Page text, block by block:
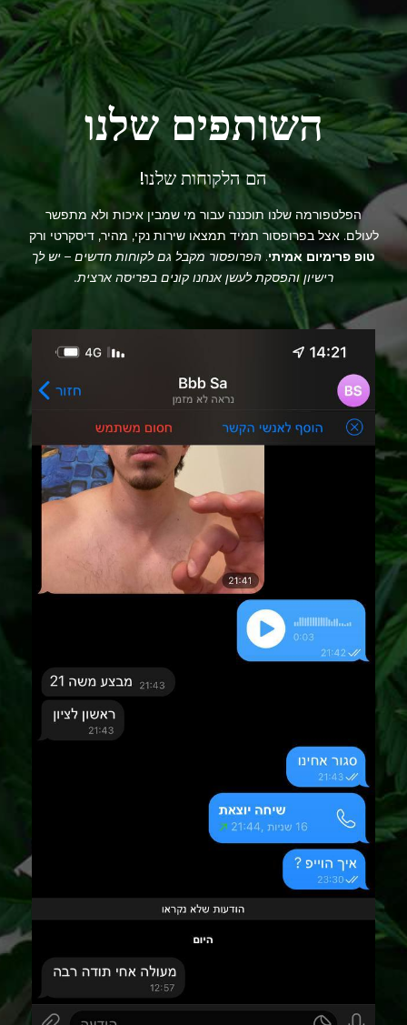
השותפים שלנו
הם הלקוחות שלנו!
הפלטפורמה שלנו תוכננה עבור מי שמבין איכות ולא מתפשר
לעולם. אצל בפרופסור תמיד תמצאו שירות נקי, מהיר, דיסקרטי ורק
טופ פרימיום אמיתי. הפרופסור מקבל גם לקוחות חדשים – יש לך
רישיון והפסקת לעשן אנחנו קונים בפריסה ארצית.